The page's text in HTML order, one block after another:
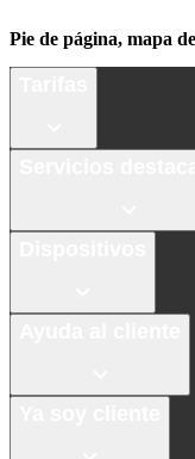
Pie de página, mapa